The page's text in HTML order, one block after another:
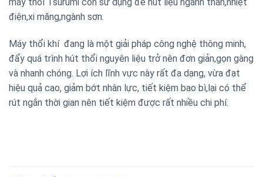
điện,xi măng,ngành sơn.
Máy thổi khí đang là một giải pháp công nghệ thông minh,
đẩy quá trình hút thổi nguyên liệu trở nên đơn giản,gọn gàng
và nhanh chóng. Lợi ích lĩnh vực này rất đa dạng, vừa đạt
hiệu quả cao, giảm bớt nhân lực, tiết kiệm bao bì,lại có thể
rút ngắn thời gian nên tiết kiệm được rất nhiều chi phí.